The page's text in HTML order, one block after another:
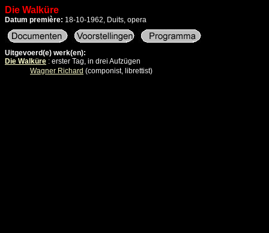
Die Walküre
Datum première: 18-10-1962, Duits, opera
Uitgevoerd(e) werk(en):
Die Walküre : erster Tag, in drei Aufzügen
Wagner Richard (componist, librettist)